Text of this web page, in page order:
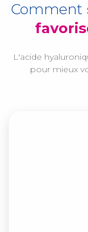
Comment
L'acide
pour mieux